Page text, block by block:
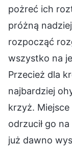
pożreć ich
próżną
rozpocząć
wszystko na
Przecież dla
najbardziej
krzyż.
odrzucił go
już dawno